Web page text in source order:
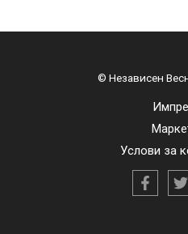
© Независен
Услови за